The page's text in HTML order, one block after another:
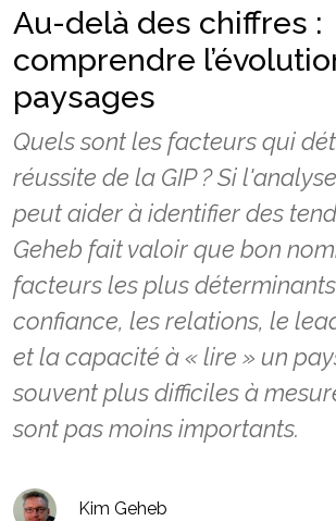
Au-delà des chiffres :
comprendre
paysages
Quels sont les facteurs qui
réussite de la GIP ? Si
peut aider à identifier des
Geheb fait valoir que bon
facteurs les plus
confiance, les relations, le
et la capacité à « lire » un
souvent plus difficiles à
sont pas moins importants.
Kim Geheb